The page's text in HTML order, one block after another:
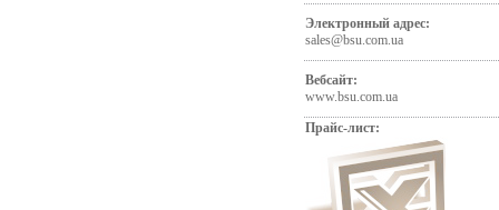
Электронный адрес:
sales@bsu.com.ua
Вебсайт:
www.bsu.com.ua
Прайс-лист: